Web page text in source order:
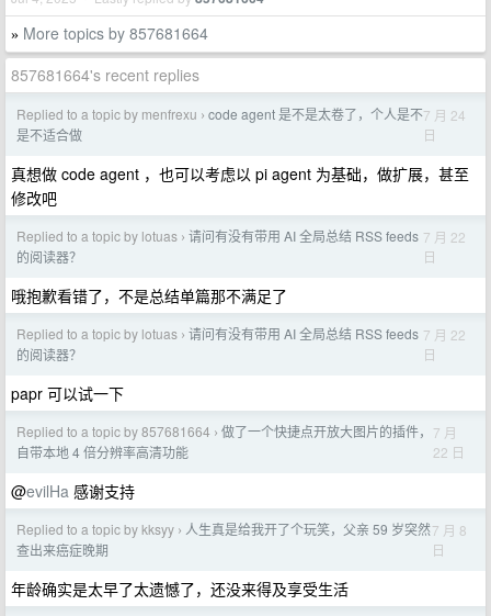
» More topics by 857681664
857681664's recent replies
Replied to a topic by menfrexu › code agent 是不是太卷了，个人是不
是不适合做
7 月 24
日
真想做 code agent ，也可以考虑以 pi agent 为基础，做扩展，甚至
修改吧
Replied to a topic by lotuas › 请问有没有带用 AI 全局总结 RSS feeds
的阅读器？
7 月 22
日
哦抱歉看错了，不是总结单篇那不满足了
Replied to a topic by lotuas › 请问有没有带用 AI 全局总结 RSS feeds
的阅读器？
7 月 22
日
papr 可以试一下
Replied to a topic by 857681664 › 做了一个快捷点开放大图片的插件，
自带本地 4 倍分辨率高清功能
7 月
22 日
@evilHa 感谢支持
Replied to a topic by kksyy › 人生真是给我开了个玩笑，父亲 59 岁突然
查出来癌症晚期
7 月 8
日
年龄确实是太早了太遗憾了，还没来得及享受生活